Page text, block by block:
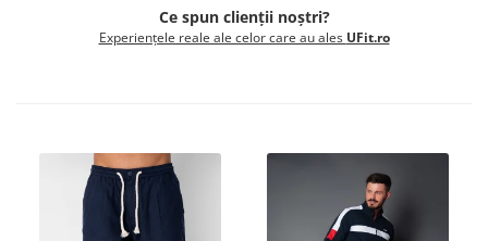
Ce spun clienții noștri?
Experiențele reale ale celor care au ales UFit.ro